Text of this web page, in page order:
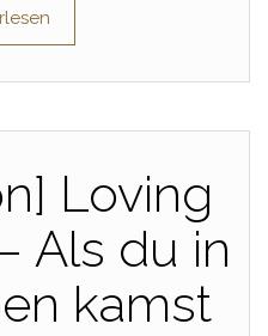
Loving
Als du in
kamst